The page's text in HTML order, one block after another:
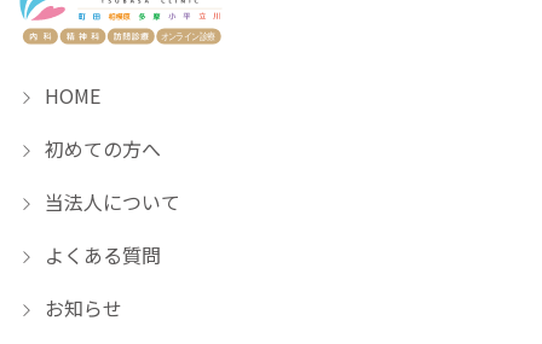
HOME
初めての方へ
当法人について
よくある質問
お知らせ